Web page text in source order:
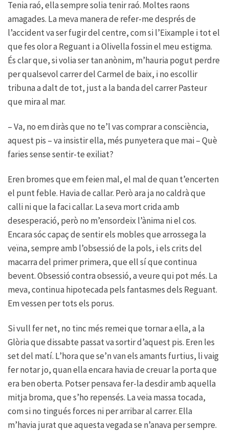
Tenia raó, ella sempre solia tenir raó. Moltes raons
amagades. La meva manera de refer-me després de
l’accident va ser fugir del centre, com si l’Eixample i tot el
que fes olor a Reguant i a Olivella fossin el meu estigma.
És clar que, si volia ser tan anònim, m’hauria pogut perdre
per qualsevol carrer del Carmel de baix, i no escollir
tribuna a dalt de tot, just a la banda del carrer Pasteur
que mira al mar.
– Va, no em diràs que no te’l vas comprar a consciència,
aquest pis – va insistir ella, més punyetera que mai – Què
faries sense sentir-te exiliat?
Eren bromes que em feien mal, el mal de quan t’encerten
el punt feble. Havia de callar. Però ara ja no caldrà que
calli ni que la faci callar. La seva mort crida amb
desesperació, però no m’ensordeix l’ànima ni el cos.
Encara sóc capaç de sentir els mobles que arrossega la
veïna, sempre amb l’obsessió de la pols, i els crits del
macarra del primer primera, que ell sí que continua
bevent. Obsessió contra obsessió, a veure qui pot més. La
meva, continua hipotecada pels fantasmes dels Reguant.
Em vessen per tots els porus.
Si vull fer net, no tinc més remei que tornar a ella, a la
Glòria que dissabte passat va sortir d’aquest pis. Eren les
set del matí. L’hora que se’n van els amants furtius, li vaig
fer notar jo, quan ella encara havia de creuar la porta que
era ben oberta. Potser pensava fer-la desdir amb aquella
mitja broma, que s’ho repensés. La veia massa tocada,
com si no tingués forces ni per arribar al carrer. Ella
m’havia jurat que aquesta vegada se n’anava per sempre.